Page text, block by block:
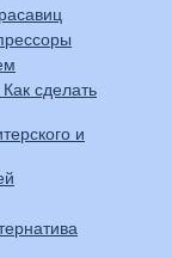
сделать
и